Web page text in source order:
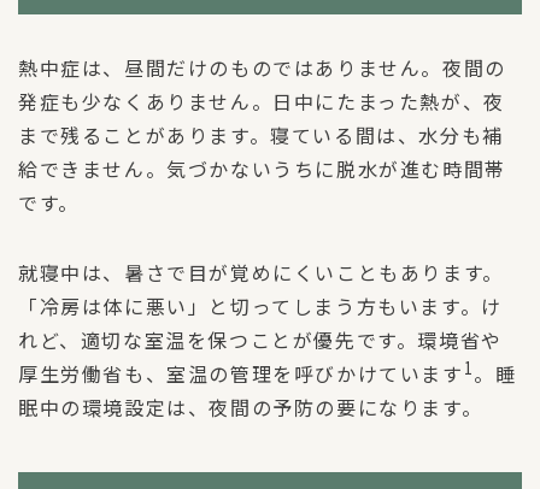
熱中症は、昼間だけのものではありません。夜間の
発症も少なくありません。日中にたまった熱が、夜
まで残ることがあります。寝ている間は、水分も補
給できません。気づかないうちに脱水が進む時間帯
です。
就寝中は、暑さで目が覚めにくいこともあります。
「冷房は体に悪い」と切ってしまう方もいます。け
れど、適切な室温を保つことが優先です。環境省や
厚生労働省も、室温の管理を呼びかけています 1 。睡
眠中の環境設定は、夜間の予防の要になります。